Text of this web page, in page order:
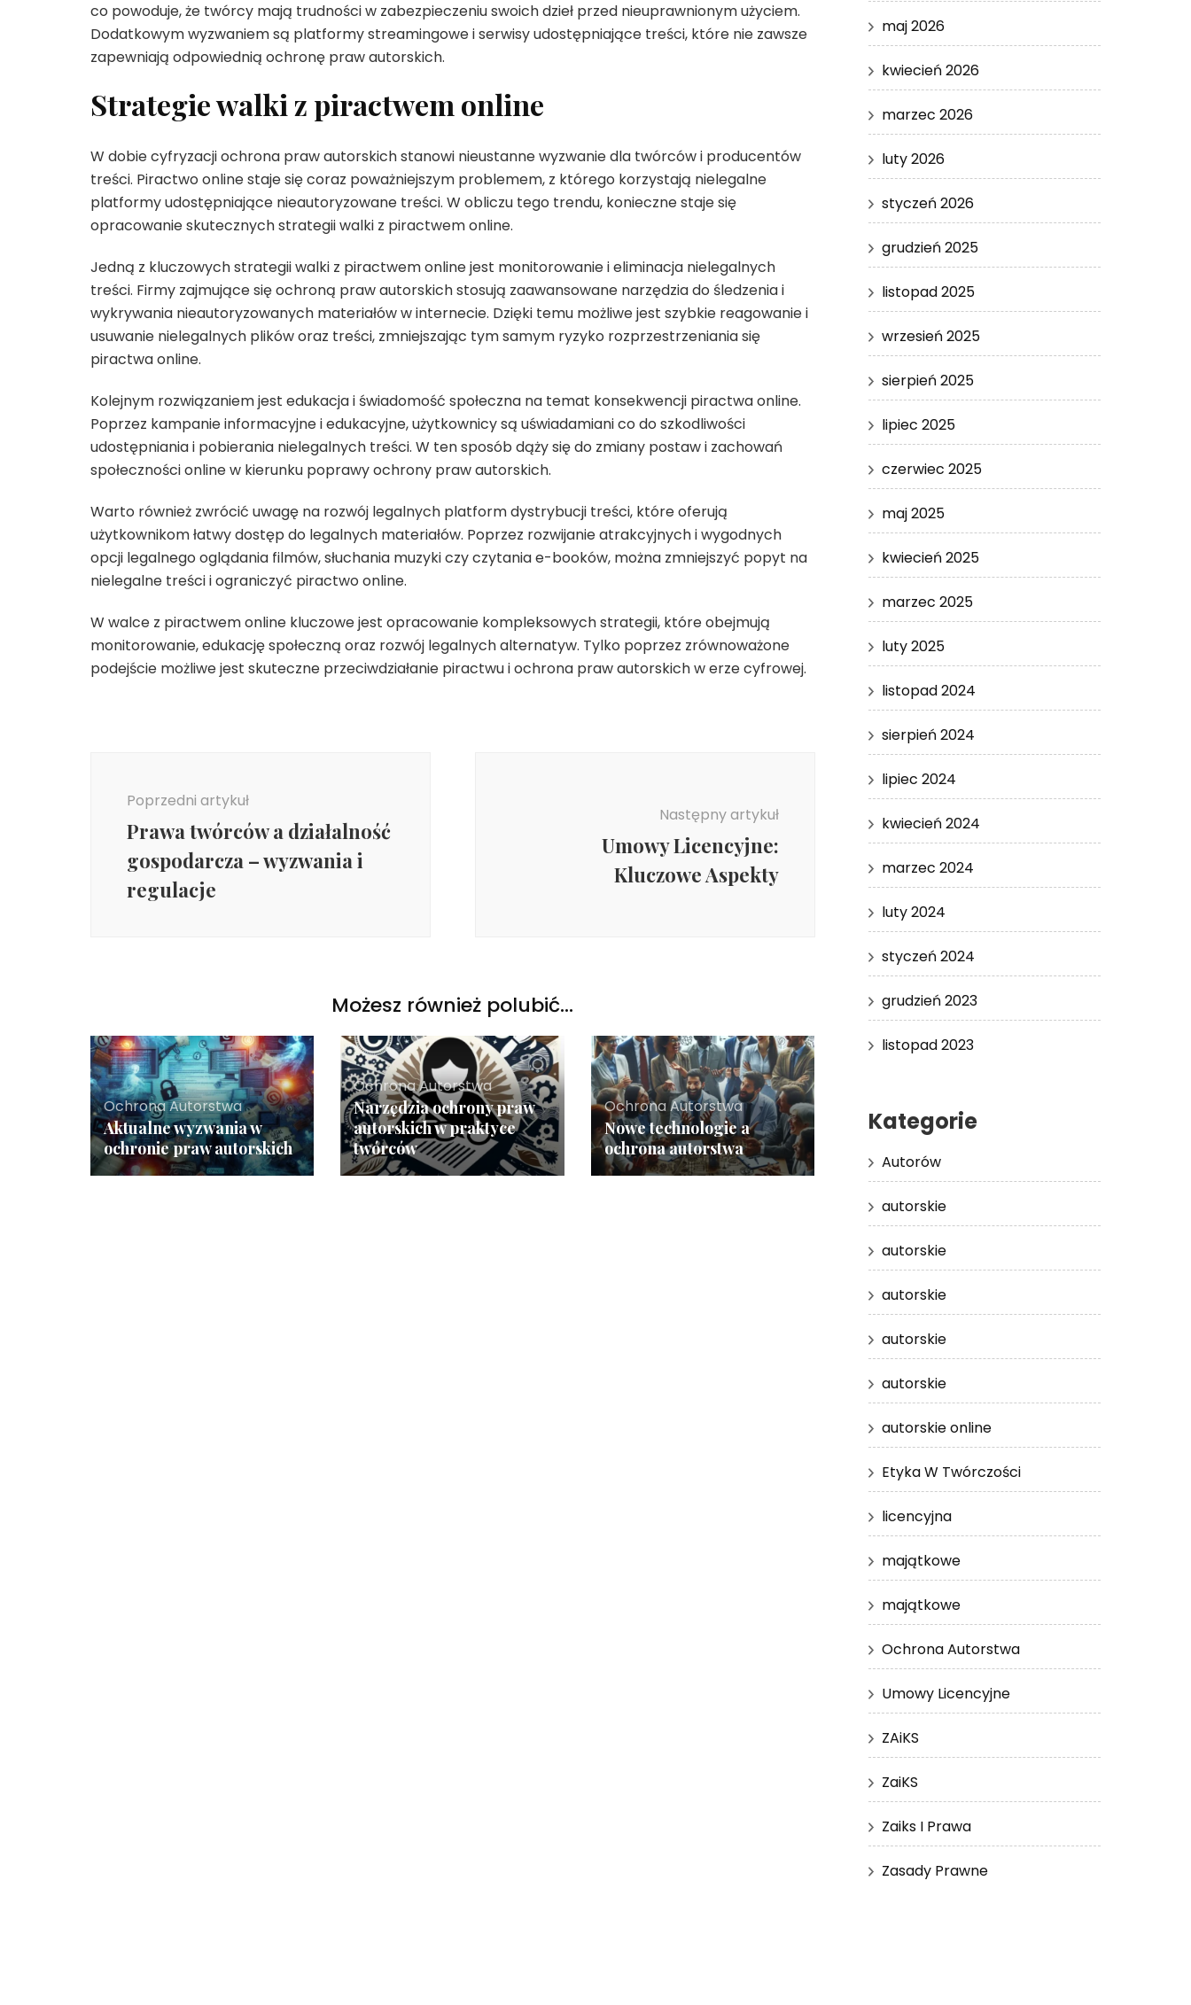
co powoduje, że twórcy mają trudności w zabezpieczeniu swoich dzieł przed nieuprawnionym użyciem.
Dodatkowym wyzwaniem są platformy streamingowe i serwisy udostępniające treści, które nie zawsze
zapewniają odpowiednią ochronę praw autorskich.
Strategie walki z piractwem online
W dobie cyfryzacji ochrona praw autorskich stanowi nieustanne wyzwanie dla twórców i producentów
treści. Piractwo online staje się coraz poważniejszym problemem, z którego korzystają nielegalne
platformy udostępniające nieautoryzowane treści. W obliczu tego trendu, konieczne staje się
opracowanie skutecznych strategii walki z piractwem online.
Jedną z kluczowych strategii walki z piractwem online jest monitorowanie i eliminacja nielegalnych
treści. Firmy zajmujące się ochroną praw autorskich stosują zaawansowane narzędzia do śledzenia i
wykrywania nieautoryzowanych materiałów w internecie. Dzięki temu możliwe jest szybkie reagowanie i
usuwanie nielegalnych plików oraz treści, zmniejszając tym samym ryzyko rozprzestrzeniania się
piractwa online.
Kolejnym rozwiązaniem jest edukacja i świadomość społeczna na temat konsekwencji piractwa online.
Poprzez kampanie informacyjne i edukacyjne, użytkownicy są uświadamiani co do szkodliwości
udostępniania i pobierania nielegalnych treści. W ten sposób dąży się do zmiany postaw i zachowań
społeczności online w kierunku poprawy ochrony praw autorskich.
Warto również zwrócić uwagę na rozwój legalnych platform dystrybucji treści, które oferują
użytkownikom łatwy dostęp do legalnych materiałów. Poprzez rozwijanie atrakcyjnych i wygodnych
opcji legalnego oglądania filmów, słuchania muzyki czy czytania e-booków, można zmniejszyć popyt na
nielegalne treści i ograniczyć piractwo online.
W walce z piractwem online kluczowe jest opracowanie kompleksowych strategii, które obejmują
monitorowanie, edukację społeczną oraz rozwój legalnych alternatyw. Tylko poprzez zrównoważone
podejście możliwe jest skuteczne przeciwdziałanie piractwu i ochrona praw autorskich w erze cyfrowej.
Poprzedni artykuł
Prawa twórców a działalność
gospodarcza – wyzwania i
regulacje
Następny artykuł
Umowy Licencyjne:
Kluczowe Aspekty
Możesz również polubić…
Ochrona Autorstwa
Aktualne wyzwania w
ochronie praw autorskich
Ochrona Autorstwa
Narzędzia ochrony praw
autorskich w praktyce
twórców
Ochrona Autorstwa
Nowe technologie a
ochrona autorstwa
maj 2026
kwiecień 2026
marzec 2026
luty 2026
styczeń 2026
grudzień 2025
listopad 2025
wrzesień 2025
sierpień 2025
lipiec 2025
czerwiec 2025
maj 2025
kwiecień 2025
marzec 2025
luty 2025
listopad 2024
sierpień 2024
lipiec 2024
kwiecień 2024
marzec 2024
luty 2024
styczeń 2024
grudzień 2023
listopad 2023
Kategorie
Autorów
autorskie
autorskie
autorskie
autorskie
autorskie
autorskie online
Etyka W Twórczości
licencyjna
majątkowe
majątkowe
Ochrona Autorstwa
Umowy Licencyjne
ZAiKS
ZaiKS
Zaiks I Prawa
Zasady Prawne